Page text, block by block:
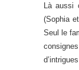
Là
(Sophia
Seul le